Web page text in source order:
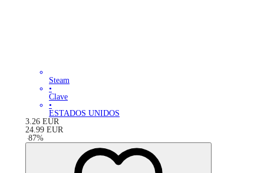
Steam
•
Clave
•
ESTADOS UNIDOS
3.26 EUR
24.99 EUR
-87%